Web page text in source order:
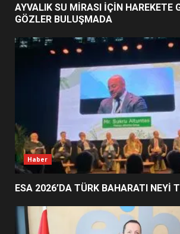
2
EİB’DE KRİTİK
DEĞİŞECEK?
4
EDREMİT’İN
FİNALİNDE NE
5
UZATILDI: NE
AYVALIK SU MİRASI İÇİN HAREKETE
GÖZLER BULUŞMADA
Haber
ESA 2026’DA TÜRK BAHARATI NEYİ